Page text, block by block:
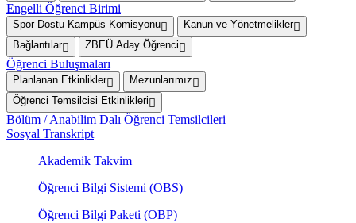
Engelli Öğrenci Birimi
Spor Dostu Kampüs Komisyonu
Kanun ve Yönetmelikler
Bağlantılar
ZBEÜ Aday Öğrenci
Öğrenci Buluşmaları
Planlanan Etkinlikler
Mezunlarımız
Öğrenci Temsilcisi Etkinlikleri
Bölüm / Anabilim Dalı Öğrenci Temsilcileri
Sosyal Transkript
Akademik Takvim
Öğrenci Bilgi Sistemi (OBS)
Öğrenci Bilgi Paketi (OBP)